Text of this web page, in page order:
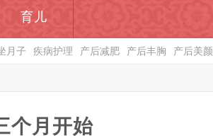
育儿
月子 疾病护理 产后减肥 产后丰胸 产后美颜
个月开始